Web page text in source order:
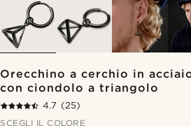
Orecchino a cerchio in
con ciondolo a triangolo
4.7 (25)
SCEGLI IL COLORE